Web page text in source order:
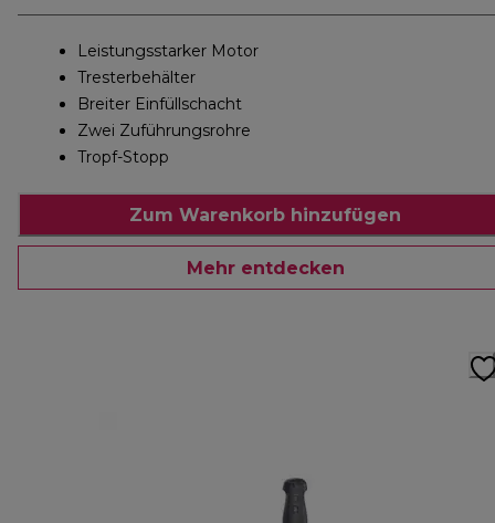
Leistungsstarker Motor
Tresterbehälter
Breiter Einfüllschacht
Zwei Zuführungsrohre
Tropf-Stopp
Zum Warenkorb hinzufügen
Mehr entdecken